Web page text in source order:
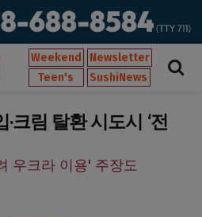
Weekend
Newsletter
Teen's
SushiNews
크림 탈환 시도시 ‘전
우크라 이용' 주장도